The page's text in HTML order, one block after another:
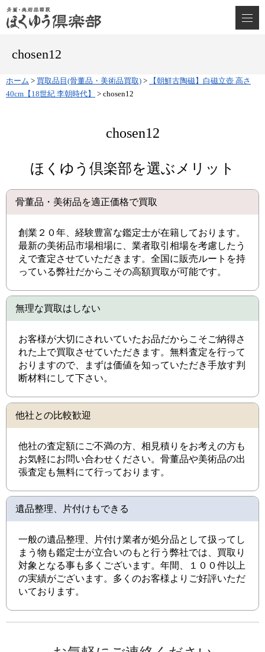
chosen12
ホーム > 買取品目(骨董品・美術品買取) >
【朝鮮古陶磁】白磁立壺 高さ
40cm【18世紀 李朝時代】
> chosen12
chosen12
ほくゆう倶楽部を選ぶメリット
骨董品・美術品を適正価格で買取
創業２０年、経験豊富な鑑定士が在籍しております。
最新の美術品市場相場に、業者取引相場を考慮したう
えで査定させていただきます。全国に販売ルートを持
っている弊社だからこその高額買取が可能です。
無理な買取はしない
お客様が大切にされいていたお品だからこそご納得さ
れた上で買取させていただきます。無料査定を行って
おりますので、まずは価値を知っていただき手放す判
断材料にして下さい。
他社との比較歓迎
他社の査定額にご不満の方、相見積りをお考えの方も
お気軽にお問い合わせください。骨董品や美術品の出
張査定も無料にて行っております。
遺品整理、片付けもできる
一般の遺品整理、片付け業者が処分品として扱ってし
まう物も鑑定士が立合いのもと行う弊社では、買取り
対象となる事も多くございます。年間、１００件以上
の実績がございます。多くのお客様よりご好評いただ
いております。